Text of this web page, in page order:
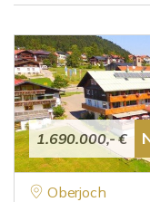
1.690.000,- €
Oberjoch